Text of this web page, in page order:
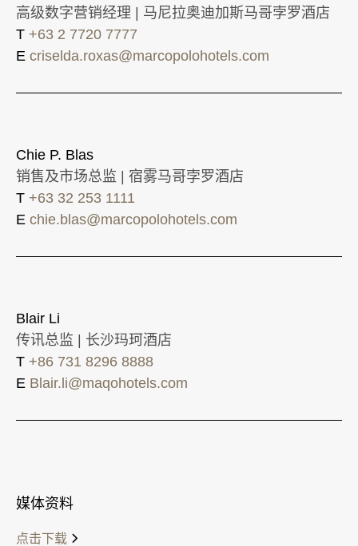
高级数字营销经理 | 马尼拉奥迪加斯马哥孛罗酒店
T +63 2 7720 7777
E criselda.roxas@marcopolohotels.com
Chie P. Blas
销售及市场总监 | 宿雾马哥孛罗酒店
T +63 32 253 1111
E chie.blas@marcopolohotels.com
Blair Li
传讯总监 | 长沙玛珂酒店
T +86 731 8296 8888
E Blair.li@maqohotels.com
媒体资料
点击下载